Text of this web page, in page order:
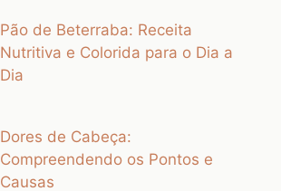
Pão de Beterraba: Receita
Nutritiva e Colorida para o Dia a
Dia
Dores de Cabeça:
Compreendendo os Pontos e
Causas